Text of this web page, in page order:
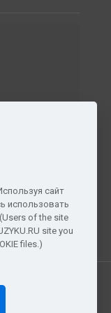
сайт
использовать
of the site
site you
files.)